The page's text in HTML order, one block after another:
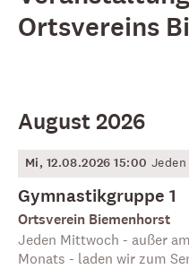
Ortsvereins
August 2026
Mi, 12.08.2026 15:00
Gymnastikgruppe 1
Ortsverein Biemenhorst
Jeden Mittwoch - außer
Monats - laden wir zum